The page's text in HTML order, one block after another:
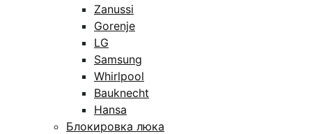
Zanussi
Gorenje
LG
Samsung
Whirlpool
Bauknecht
Hansa
Блокировка люка